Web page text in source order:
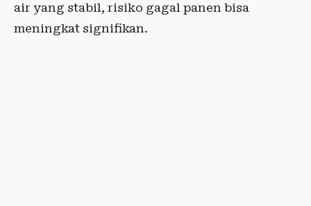
air yang stabil, risiko gagal panen bisa
meningkat signifikan.